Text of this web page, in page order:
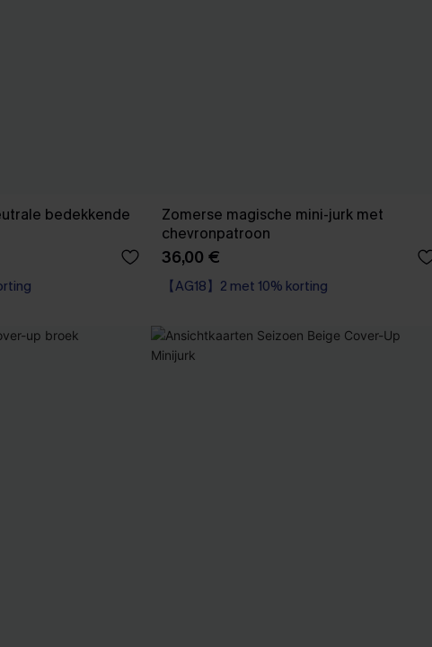
bedekkende
Zomerse magische mini-jurk met
chevronpatroon
36,00 €
【AG18】2 met 10% korting
【AG18】2 met 10% korting